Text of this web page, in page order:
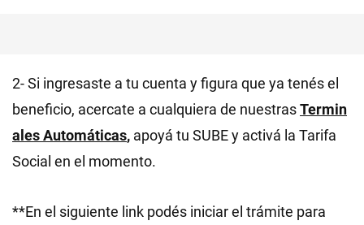
2- Si ingresaste a tu cuenta y figura que ya tenés el
beneficio, acercate a cualquiera de nuestrasTermin
ales Automáticas, apoyá tu SUBE y activá la Tarifa
Social en el momento.
**En el siguiente link podés iniciar el trámite para